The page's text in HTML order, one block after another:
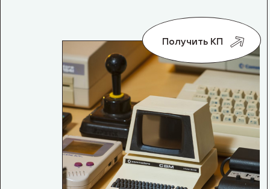
Получить КП